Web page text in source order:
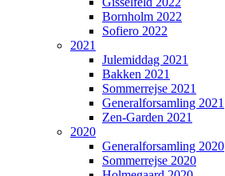
Bornholm 2022
Sofiero 2022
2021
Julemiddag 2021
Bakken 2021
Sommerrejse 2021
Generalforsamling 2021
Zen-Garden 2021
2020
Generalforsamling 2020
Sommerrejse 2020